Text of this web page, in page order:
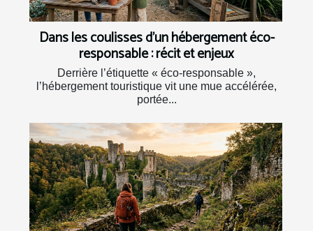
Dans les coulisses d’un hébergement éco-
responsable : récit et enjeux
Derrière l’étiquette « éco-responsable »,
l’hébergement touristique vit une mue accélérée,
portée...